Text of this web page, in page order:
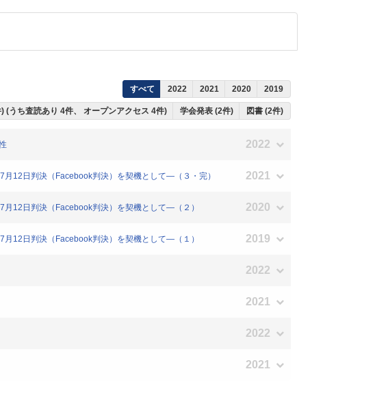
すべて 2022 2021 2020 2019
(うち査読あり 4件、 オープンアクセス 4件) 学会発表 (2件) 図書 (2件)
2022
12日判決（Facebook判決）を契機として―（３・完） 2021
12日判決（Facebook判決）を契機として―（２） 2020
12日判決（Facebook判決）を契機として―（１） 2019
2022
2021
2022
2021